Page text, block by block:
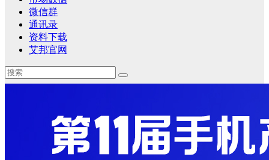
微信群
通讯录
资料下载
艾邦官网